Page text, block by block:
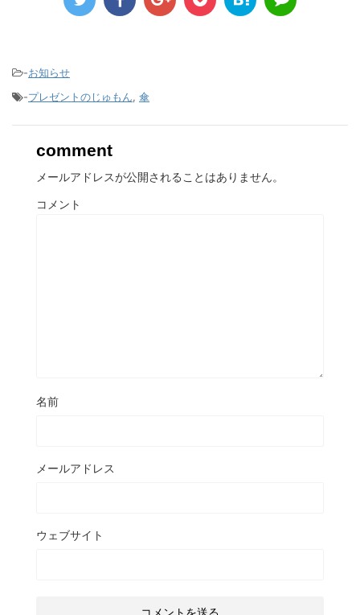
-お知らせ
-プレゼントのじゅもん, 傘
comment
メールアドレスが公開されることはありません。
コメント
名前
メールアドレス
ウェブサイト